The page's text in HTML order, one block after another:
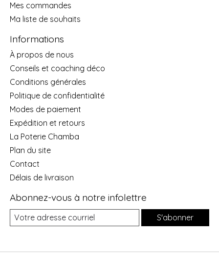
Mes commandes
Ma liste de souhaits
Informations
À propos de nous
Conseils et coaching déco
Conditions générales
Politique de confidentialité
Modes de paiement
Expédition et retours
La Poterie Chamba
Plan du site
Contact
Délais de livraison
Abonnez-vous à notre infolettre
S'abonner